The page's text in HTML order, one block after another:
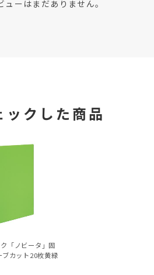
ューはまだありません。
ックした商品
「ノビータ」固
ブカット20枚黄緑